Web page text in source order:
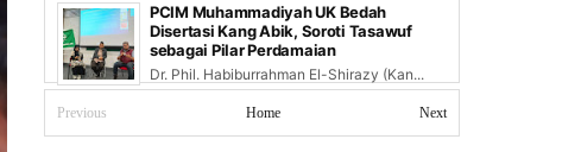
PCIM Muhammadiyah UK Bedah
Disertasi Kang Abik, Soroti Tasawuf
sebagai Pilar Perdamaian
Dr. Phil. Habiburrahman El-Shirazy (Kan...
Previous Next
Home